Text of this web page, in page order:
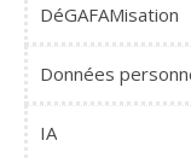
DéGAFAMisation
Données
IA